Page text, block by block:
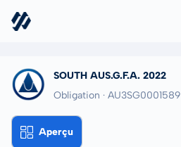
SOUTH AUS.G.F.A. 2022
Obligation · AU3SG0001589
Aperçu